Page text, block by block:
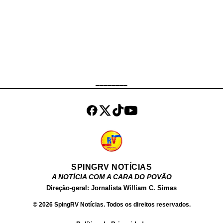
SPINGRV NOTÍCIAS
A NOTÍCIA COM A CARA DO POVÃO
Direção-geral: Jornalista William C. Simas
© 2026 SpingRV Notícias. Todos os direitos reservados.